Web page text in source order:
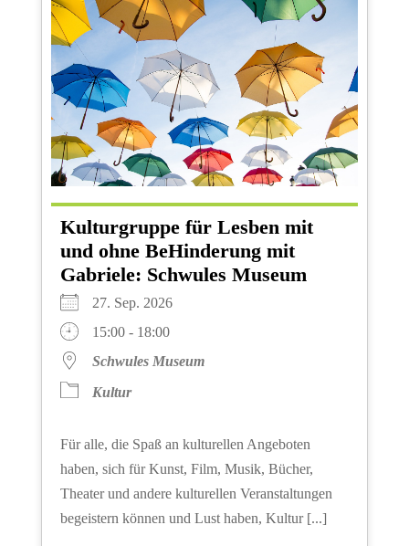
Kulturgruppe für Lesben mit
und ohne BeHinderung mit
Gabriele: Schwules Museum
27. Sep. 2026
15:00 - 18:00
Schwules Museum
Kultur
Für alle, die Spaß an kulturellen Angeboten
haben, sich für Kunst, Film, Musik, Bücher,
Theater und andere kulturellen Veranstaltungen
begeistern können und Lust haben, Kultur [...]